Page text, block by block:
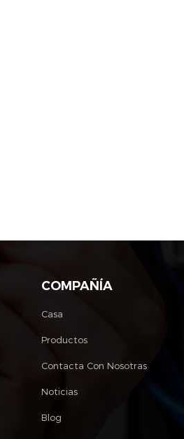
COMPAÑÍA
Casa
Productos
Contacta Con Nosotras
Noticias
Blog